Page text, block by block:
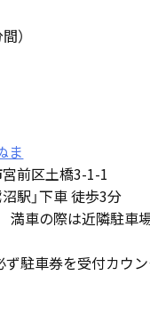
）
ま
前区土橋3-1-1
駅」下車 徒歩3分
車の際は近隣駐車
駐車券を受付カウン